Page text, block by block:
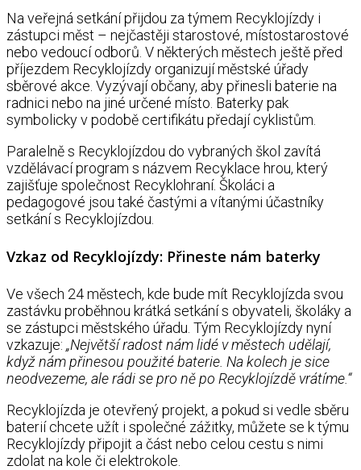
Na veřejná setkání přijdou za týmem Recyklojízdy i
zástupci měst – nejčastěji starostové, místostarostové
nebo vedoucí odborů. V některých městech ještě před
příjezdem Recyklojízdy organizují městské úřady
sběrové akce. Vyzývají občany, aby přinesli baterie na
radnici nebo na jiné určené místo. Baterky pak
symbolicky v podobě certifikátu předají cyklistům.
Paralelně s Recyklojízdou do vybraných škol zavítá
vzdělávací program s názvem Recyklace hrou, který
zajišťuje společnost Recyklohraní. Školáci a
pedagogové jsou také častými a vítanými účastníky
setkání s Recyklojízdou.
Vzkaz od Recyklojízdy: Přineste nám baterky
Ve všech 24 městech, kde bude mít Recyklojízda svou
zastávku proběhnou krátká setkání s obyvateli, školáky a
se zástupci městského úřadu. Tým Recyklojízdy nyní
vzkazuje: „Největší radost nám lidé v městech udělají,
když nám přinesou použité baterie. Na kolech je sice
neodvezeme, ale rádi se pro ně po Recyklojízdě vrátíme.“
Recyklojízda je otevřený projekt, a pokud si vedle sběru
baterií chcete užít i společné zážitky, můžete se k týmu
Recyklojízdy připojit a část nebo celou cestu s nimi
zdolat na kole či elektrokole.